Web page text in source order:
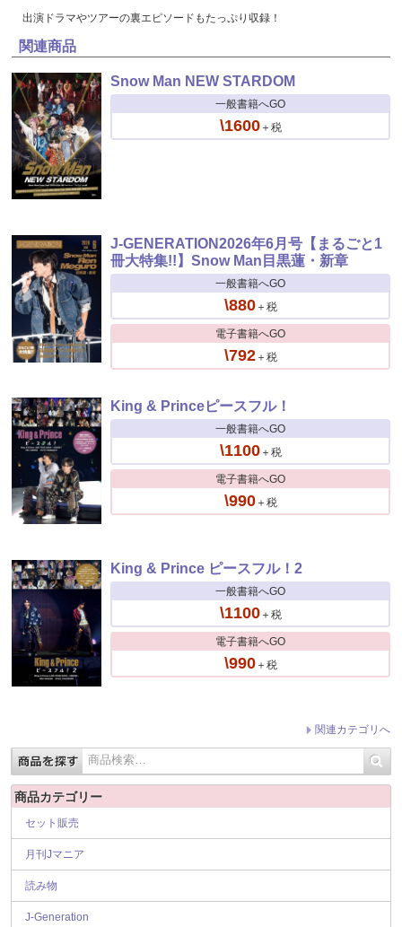
出演ドラマやツアーの裏エピソードもたっぷり収録！
関連商品
Snow Man NEW STARDOM
一般書籍へGO
\1600＋税
J-GENERATION2026年6月号【まるごと1
冊大特集!!】Snow Man目黒蓮・新章
一般書籍へGO
\880＋税
電子書籍へGO
\792＋税
King & Princeピースフル！
一般書籍へGO
\1100＋税
電子書籍へGO
\990＋税
King & Prince ピースフル！2
一般書籍へGO
\1100＋税
電子書籍へGO
\990＋税
関連カテゴリへ
商品カテゴリー
セット販売
月刊Jマニア
読み物
J-Generation